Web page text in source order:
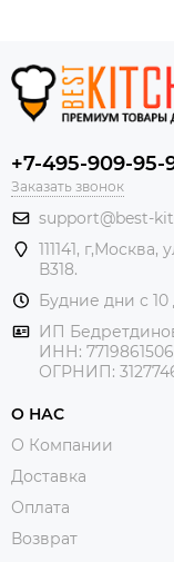
+7-495-909-95-
Заказать звонок
support@best-
111141,
В318.
Будние дни с 10
ИП
ИНН:
ОГРНИП:
О НАС
О Компании
Доставка
Оплата
Возврат